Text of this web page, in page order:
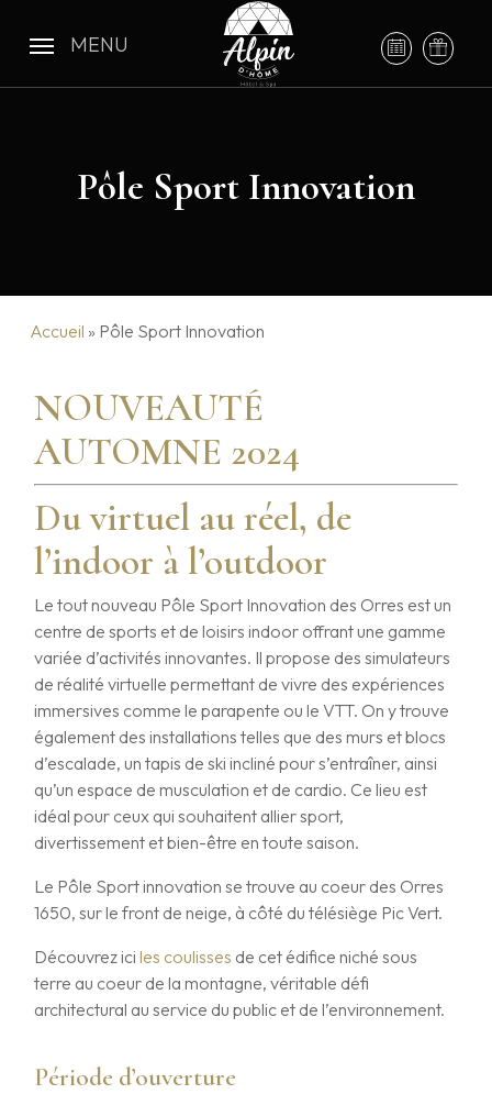
content
MENU
Pôle Sport Innovation
Accueil » Pôle Sport Innovation
NOUVEAUTÉ
AUTOMNE 2024
Du virtuel au réel, de
l’indoor à l’outdoor
Le tout nouveau Pôle Sport Innovation des Orres est un
centre de sports et de loisirs indoor offrant une gamme
variée d’activités innovantes. Il propose des simulateurs
de réalité virtuelle permettant de vivre des expériences
immersives comme le parapente ou le VTT. On y trouve
également des installations telles que des murs et blocs
d’escalade, un tapis de ski incliné pour s’entraîner, ainsi
qu’un espace de musculation et de cardio. Ce lieu est
idéal pour ceux qui souhaitent allier sport,
divertissement et bien-être en toute saison.
Le Pôle Sport innovation se trouve au coeur des Orres
1650, sur le front de neige, à côté du télésiège Pic Vert.
Découvrez iciles coulisses de cet édifice niché sous
terre au coeur de la montagne, véritable défi
architectural au service du public et de l’environnement.
Période d’ouverture